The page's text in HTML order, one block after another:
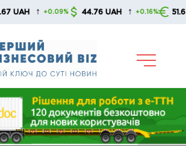
44.76 UAH ↑ +0.16% 51.67 UAH ↑